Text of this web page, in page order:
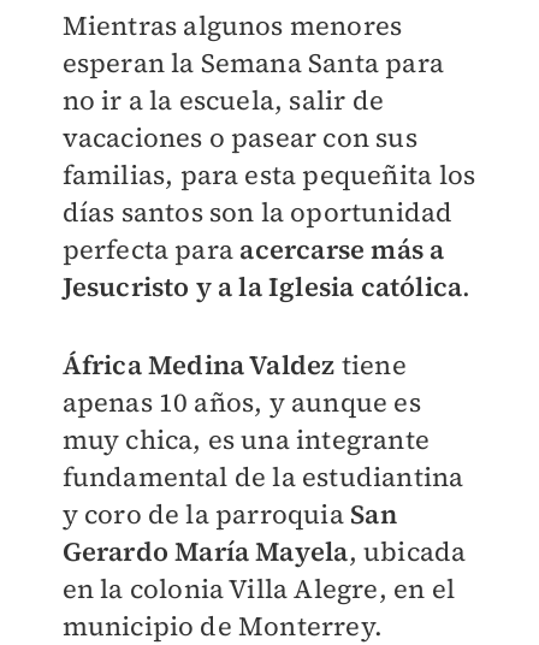
Mientras algunos menores
esperan la Semana Santa para
no ir a la escuela, salir de
vacaciones o pasear con sus
familias, para esta pequeñita los
días santos son la oportunidad
perfecta para acercarse más a
Jesucristo y a la Iglesia católica.
África Medina Valdez tiene
apenas 10 años, y aunque es
muy chica, es una integrante
fundamental de la estudiantina
y coro de la parroquia San
Gerardo María Mayela, ubicada
en la colonia Villa Alegre, en el
municipio de Monterrey.